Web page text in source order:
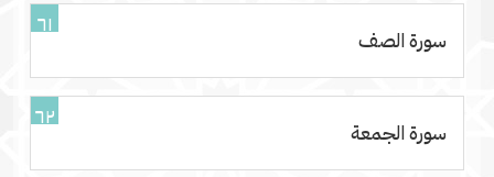
٦١
سورة الصف
٦٢
سورة الجمعة